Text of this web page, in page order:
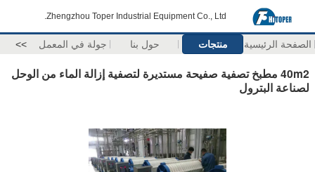
Zhengzhou Toper Industrial Equipment Co., Ltd.
الصفحة الرئيسية منتجات حول بنا جولة في المعمل >>
40m2 مطبخ تصفية صفيحة مستديرة لتصفية إزالة الماء من الوحل
لصناعة البترول